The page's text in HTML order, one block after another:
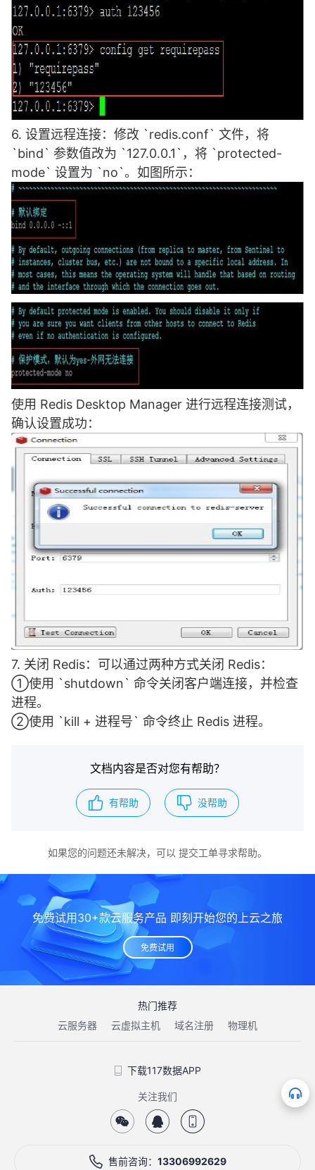
6. 设置远程连接：修改 `redis.conf` 文件，将
`bind` 参数值改为 `127.0.0.1`，将 `protected-
mode` 设置为 `no`。如图所示：
使用 Redis Desktop Manager 进行远程连接测试，
确认设置成功：
7. 关闭 Redis：可以通过两种方式关闭 Redis：
①使用 `shutdown` 命令关闭客户端连接，并检查
进程。
②使用 `kill + 进程号` 命令终止 Redis 进程。
文档内容是否对您有帮助？
有帮助 没帮助
如果您的问题还未解决，可以 提交工单寻求帮助。
免费试用30+款云服务产品 即刻开始您的上云之旅
免费试用
热门推荐
云服务器
云虚拟主机 域名注册 物理机
下载117数据APP
关注我们
售前咨询： 13306992629